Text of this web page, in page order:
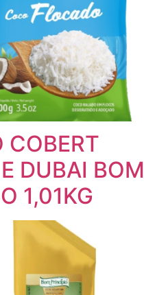
COBERT
DUBAI BOM
1,01KG